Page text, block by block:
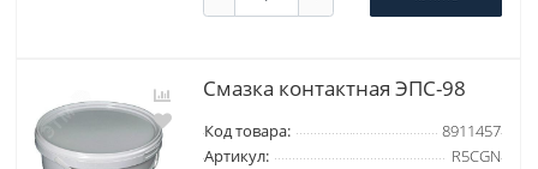
Смазка контактная ЭПС-98
Код товара:
8911457
Артикул:
R5CGN